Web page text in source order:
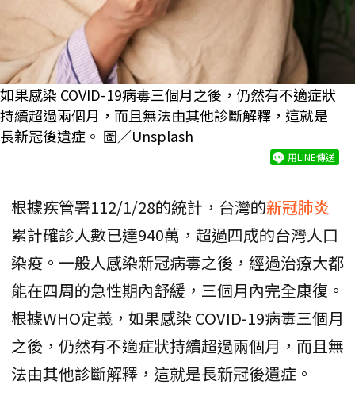
如果感染 COVID-19病毒三個月之後，仍然有不適症狀
持續超過兩個月，而且無法由其他診斷解釋，這就是
長新冠後遺症。 圖／Unsplash
用LINE傳送
根據疾管署112/1/28的統計，台灣的新冠肺炎
累計確診人數已達940萬，超過四成的台灣人口
染疫。一般人感染新冠病毒之後，經過治療大都
能在四周的急性期內舒緩，三個月內完全康復。
根據WHO定義，如果感染 COVID-19病毒三個月
之後，仍然有不適症狀持續超過兩個月，而且無
法由其他診斷解釋，這就是長新冠後遺症。